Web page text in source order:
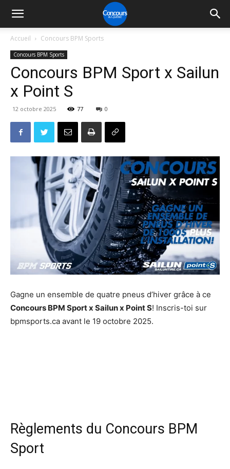
Accueil Concours BPM Sports
Concours BPM Sports
Concours BPM Sport x Sailun
x Point S
12 octobre 2025 77 0
Gagne un ensemble de quatre pneus d’hiver grâce à ce
Concours BPM Sport x Sailun x Point S! Inscris-toi sur
bpmsports.ca avant le 19 octobre 2025.
Règlements du Concours BPM
Sport